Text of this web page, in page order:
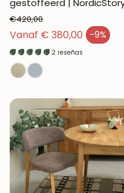
gestoffeerd |
Vanaf € 380,00 -9%
Verkoopprijs
Normale prijs
€420,00
2 reseñas